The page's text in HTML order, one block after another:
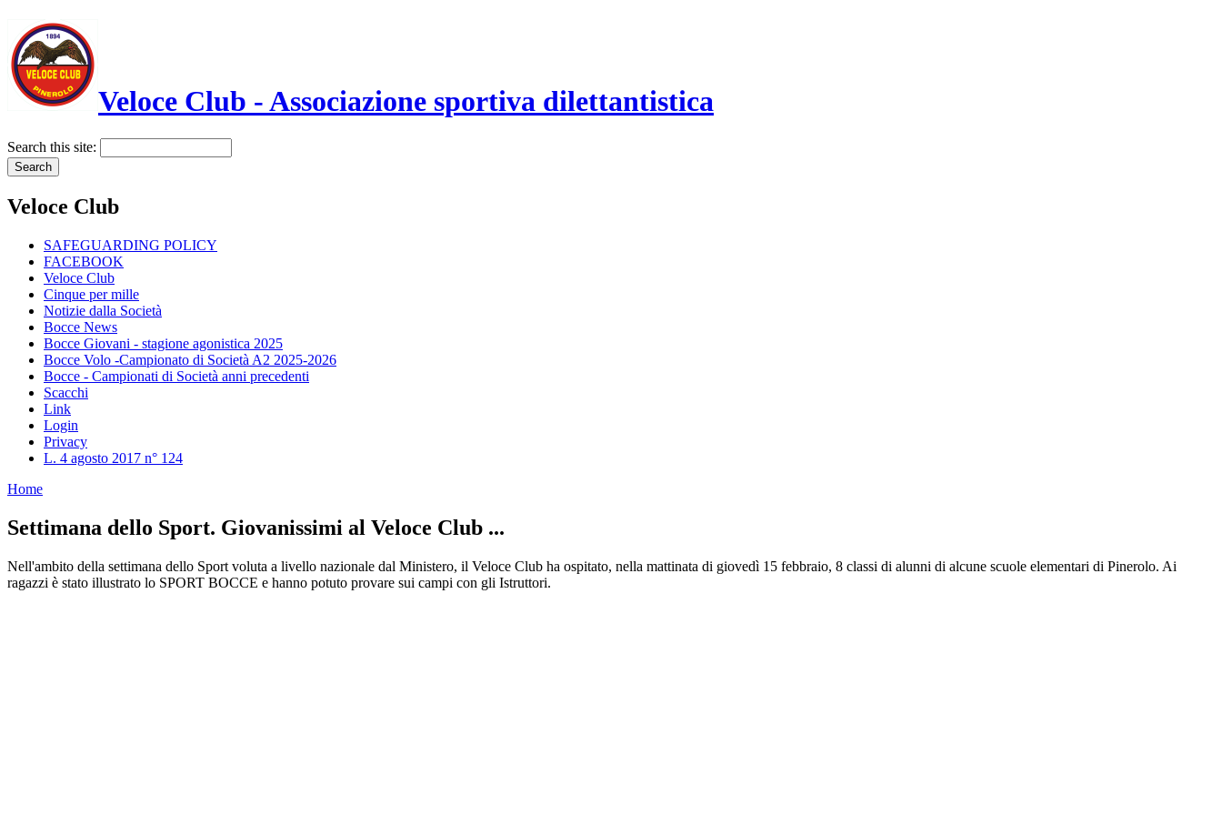
Veloce Club - Associazione sportiva dilettantistica
Search this site:
Veloce Club
SAFEGUARDING POLICY
FACEBOOK
Veloce Club
Cinque per mille
Notizie dalla Società
Bocce News
Bocce Giovani - stagione agonistica 2025
Bocce Volo -Campionato di Società A2 2025-2026
Bocce - Campionati di Società anni precedenti
Scacchi
Link
Login
Privacy
L. 4 agosto 2017 n° 124
Home
Settimana dello Sport. Giovanissimi al Veloce Club ...
Nell'ambito della settimana dello Sport voluta a livello nazionale dal Ministero, il Veloce Club ha ospitato, nella mattinata di giovedì 15 febbraio, 8 classi di alunni di alcune scuole elementari di Pinerolo. Ai
ragazzi è stato illustrato lo SPORT BOCCE e hanno potuto provare sui campi con gli Istruttori.